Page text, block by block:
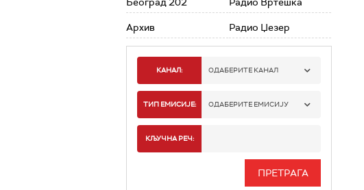
Архив Радио Џезер
КАНАЛ: ОДАБЕРИТЕ КАНАЛ
РАДИО БЕОГРАД 1
РАДИО БЕОГРАД 3
ТИП ЕМИСИЈЕ: ОДАБЕРИТЕ ЕМИСИЈУ
КЉУЧНА РЕЧ: